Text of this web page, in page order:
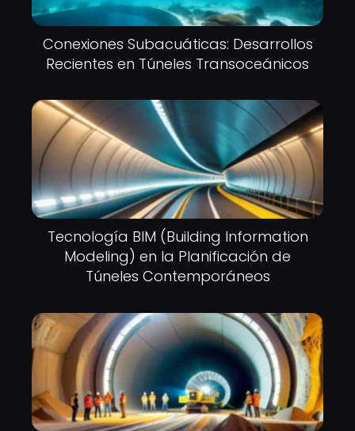
Conexiones Subacuáticas: Desarrollos
Recientes en Túneles Transoceánicos
Tecnología BIM (Building Information
Modeling) en la Planificación de
Túneles Contemporáneos